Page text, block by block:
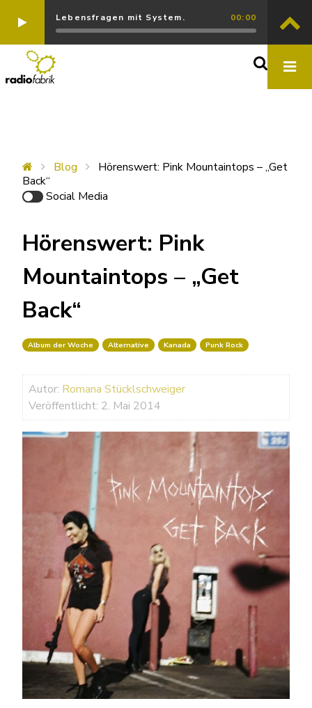
Lebensfragen mit System. 00:00
Blog
Hörenswert: Pink Mountaintops – „Get
Back“
Social Media
Hörenswert: Pink
Mountaintops – „Get
Back“
Album der Woche Alternative Kanada Punk Rock
Autor: Romana Stücklschweiger
Veröffentlicht: 2. Mai 2014